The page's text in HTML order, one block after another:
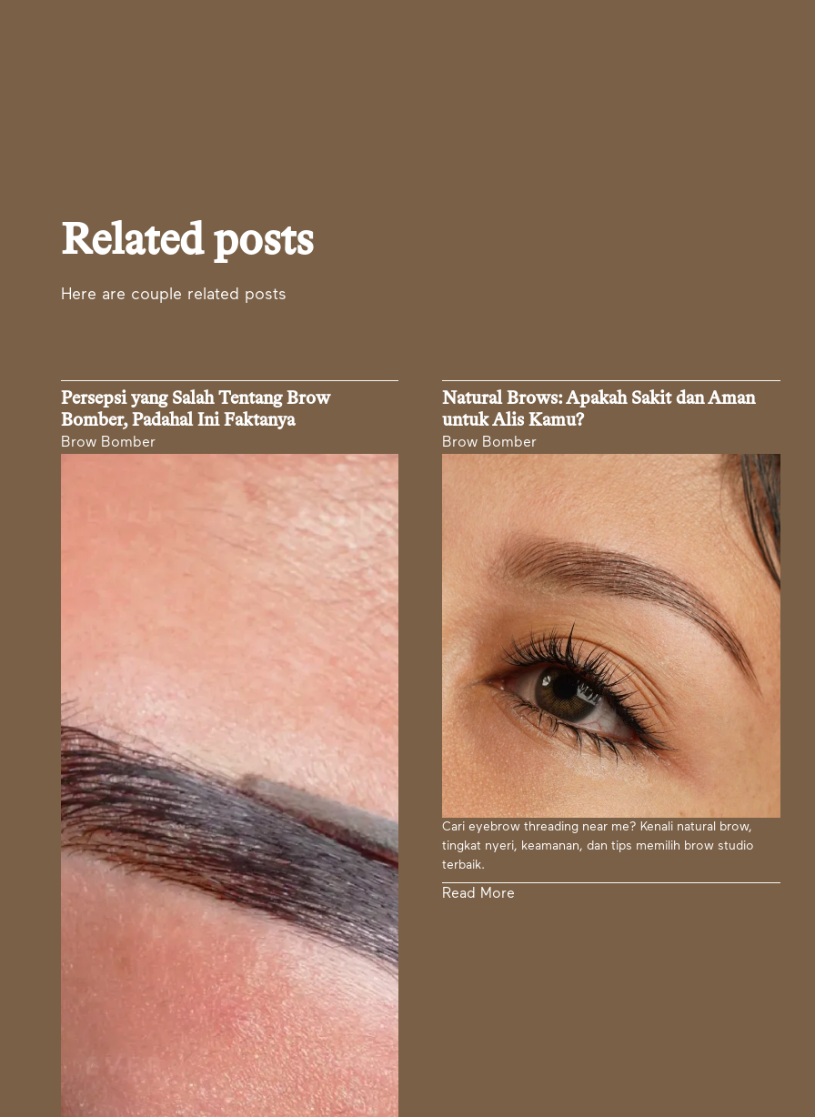
Related posts
Here are couple related posts
Persepsi yang Salah Tentang Brow
Bomber, Padahal Ini Faktanya
Brow Bomber
Natural Brows: Apakah Sakit dan Aman
untuk Alis Kamu?
Brow Bomber
Cari eyebrow threading near me? Kenali natural brow,
tingkat nyeri, keamanan, dan tips memilih brow studio
terbaik.
Read More